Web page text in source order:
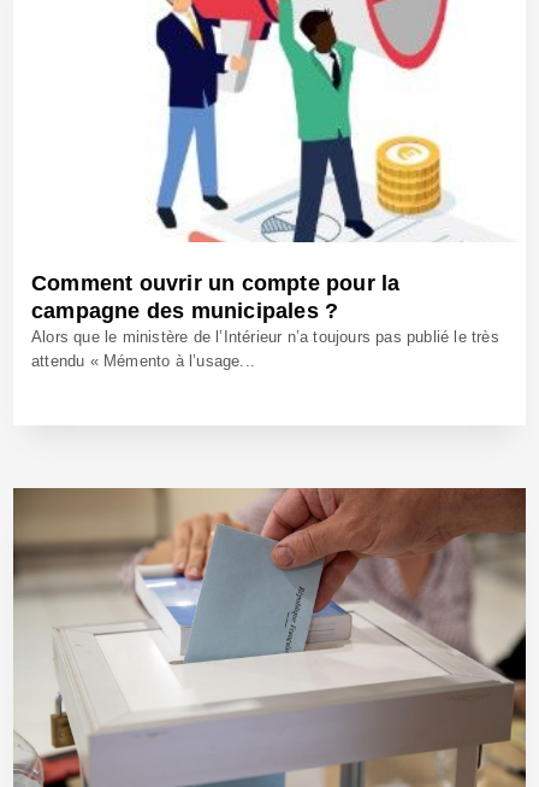
Comment ouvrir un compte pour la
campagne des municipales ?
Alors que le ministère de l’Intérieur n’a toujours pas publié le très
attendu « Mémento à l’usage...
4 Déc 2025 - Réf: BW42909